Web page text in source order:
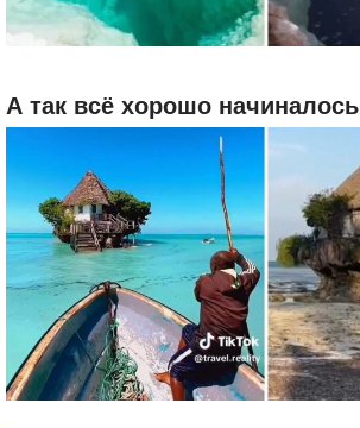
А так всё хорошо начиналось